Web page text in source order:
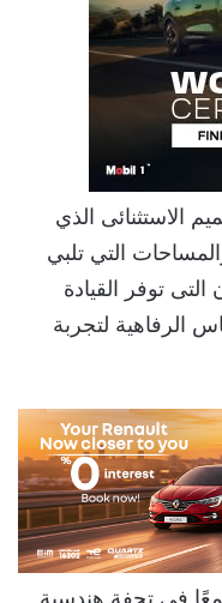
الاستثنائى الذي
التي تلبي
التى توفر القيادة
الرفاهية لتجربة